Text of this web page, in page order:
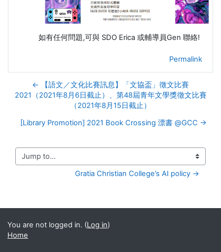
如有任何問題,可與 SDO Erica 或輔導員Gen 聯絡!
Permalink
← 【語文／文化比賽訊息】「文協盃」徵文比賽
2021（2021年8月6日截止）、第48屆青年文學獎徵文比賽
（2021年8月15日截止）
[Library Promotion] 2021 Book Crossing 漂書 @GCC →
Jump to...
Gratia Christian College’s AI policy →
You are not logged in. (Log in)
Home